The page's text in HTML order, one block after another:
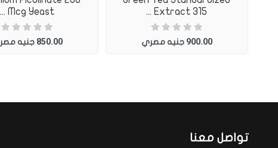
Extract 315 ...
900.00 جنيه مصري
Mcg Yeast ...
850.00 جنيه
تواصل معنا